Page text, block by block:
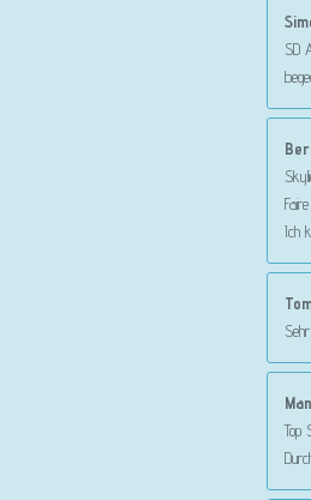
SD
Ich
Top